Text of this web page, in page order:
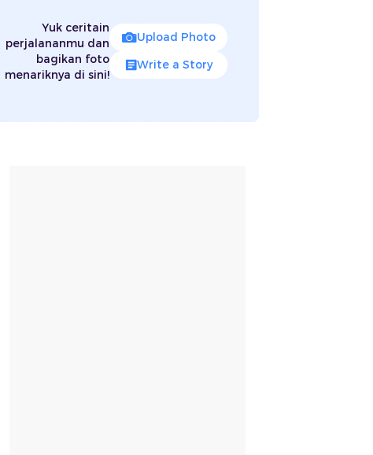
Yuk ceritain
perjalananmu dan
bagikan foto
menariknya di sini!
Upload Photo
Write a Story